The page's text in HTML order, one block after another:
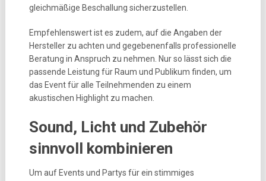
gleichmäßige Beschallung sicherzustellen.
Empfehlenswert ist es zudem, auf die Angaben der
Hersteller zu achten und gegebenenfalls professionelle
Beratung in Anspruch zu nehmen. Nur so lässt sich die
passende Leistung für Raum und Publikum finden, um
das Event für alle Teilnehmenden zu einem
akustischen Highlight zu machen.
Sound, Licht und Zubehör
sinnvoll kombinieren
Um auf Events und Partys für ein stimmiges